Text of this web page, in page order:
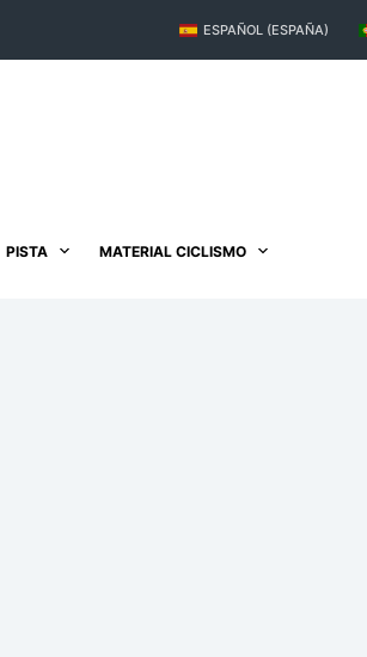
ESPAÑOL (ESPAÑA)
PISTA MATERIAL CICLISMO